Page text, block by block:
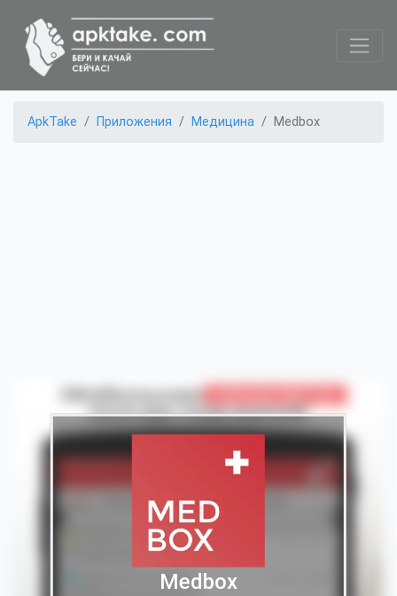
ApkTake Приложения Медицина Medbox
Medbox